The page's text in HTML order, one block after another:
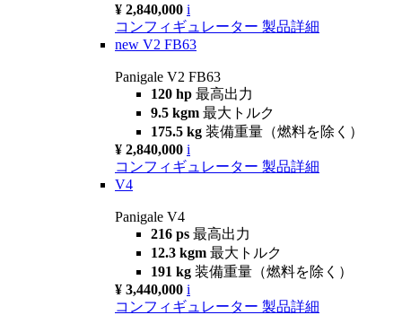
¥ 2,840,000 i
コンフィギュレーター 製品詳細
new V2 FB63
Panigale V2 FB63
120 hp 最高出力
9.5 kgm 最大トルク
175.5 kg 装備重量（燃料を除く）
¥ 2,840,000 i
コンフィギュレーター 製品詳細
V4
Panigale V4
216 ps 最高出力
12.3 kgm 最大トルク
191 kg 装備重量（燃料を除く）
¥ 3,440,000 i
コンフィギュレーター 製品詳細